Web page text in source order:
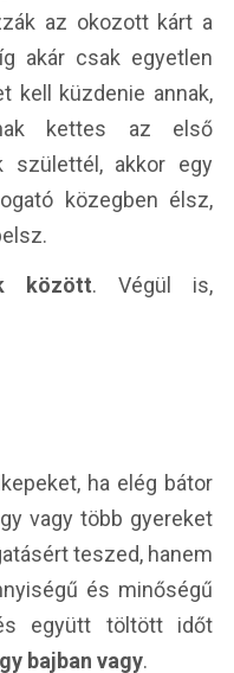
az okozott kárt a
akár csak egyetlen
kell küzdenie annak,
kettes az első
születtél, akkor egy
közegben élsz,
között. Végül is,
ha elég bátor
vagy több gyereket
teszed, hanem
és minőségű
együtt töltött időt
bajban vagy.